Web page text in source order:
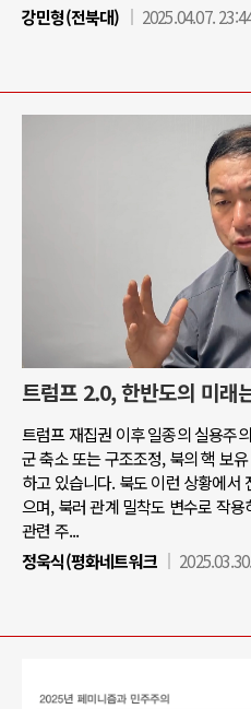
강민형(전북대)
2025.04.07.
트럼프 2.0, 한반도의 미래
트럼프 재집권 이후 일종의 실용주
군 축소 또는 구조조정, 북의 핵 보
하고 있습니다. 북도 이런 상황에서
으며, 북러 관계 밀착도 변수로 작
관련 주...
정욱식(평화네트워크